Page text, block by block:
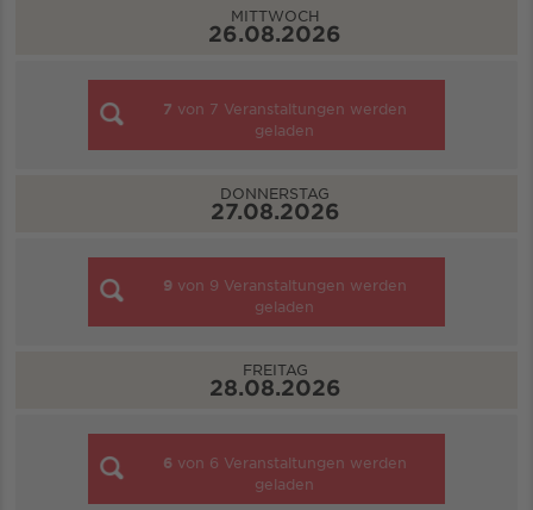
MITTWOCH
26.08.2026
7 von 7 Veranstaltungen werden
geladen
DONNERSTAG
27.08.2026
9 von 9 Veranstaltungen werden
geladen
FREITAG
28.08.2026
6 von 6 Veranstaltungen werden
geladen